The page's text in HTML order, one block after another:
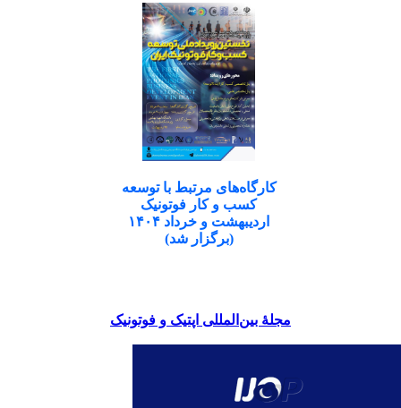
کارگاه‌های مرتبط با توسعه
کسب و کار فوتونیک
اردیبهشت و خرداد ۱۴۰۴
(برگزار شد)
مجلۀ بین‌المللی اپتیک و فوتونیک